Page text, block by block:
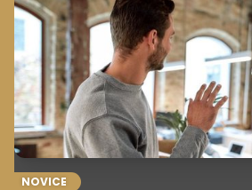
dinamičnem delovnem okolju, kjer se
sodelovanje, lahko dolgotrajen
vtise, ki vplivajo na kariero, odnose
kompetenc posameznika.
NOVICE